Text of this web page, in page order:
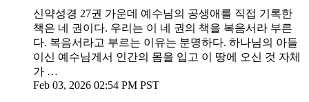
신약성경 27권 가운데 예수님의 공생애를 직접 기록한
책은 네 권이다. 우리는 이 네 권의 책을 복음서라 부른
다. 복음서라고 부르는 이유는 분명하다. 하나님의 아들
이신 예수님게서 인간의 몸을 입고 이 땅에 오신 것 자체
가 …
Feb 03, 2026 02:54 PM PST